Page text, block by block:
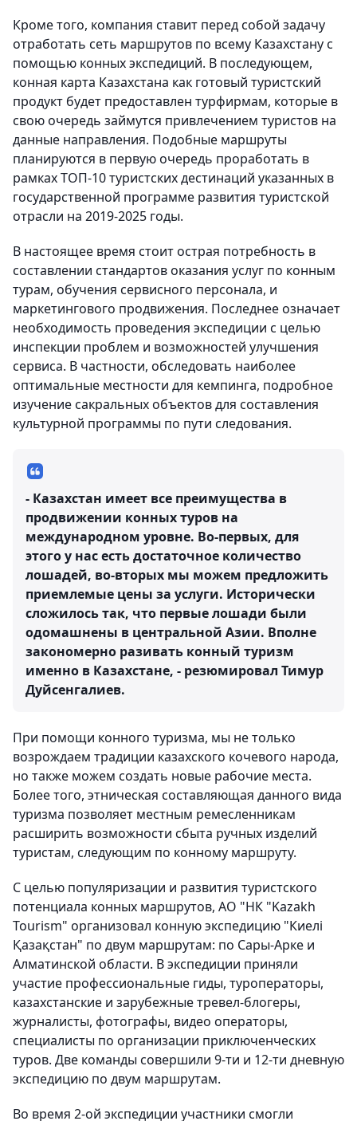
Кроме того, компания ставит перед собой задачу
отработать сеть маршрутов по всему Казахстану с
помощью конных экспедиций. В последующем,
конная карта Казахстана как готовый туристский
продукт будет предоставлен турфирмам, которые в
свою очередь займутся привлечением туристов на
данные направления. Подобные маршруты
планируются в первую очередь проработать в
рамках ТОП-10 туристских дестинаций указанных в
государственной программе развития туристской
отрасли на 2019-2025 годы.
В настоящее время стоит острая потребность в
составлении стандартов оказания услуг по конным
турам, обучения сервисного персонала, и
маркетингового продвижения. Последнее означает
необходимость проведения экспедиции с целью
инспекции проблем и возможностей улучшения
сервиса. В частности, обследовать наиболее
оптимальные местности для кемпинга, подробное
изучение сакральных объектов для составления
культурной программы по пути следования.
- Казахстан имеет все преимущества в
продвижении конных туров на
международном уровне. Во-первых, для
этого у нас есть достаточное количество
лошадей, во-вторых мы можем предложить
приемлемые цены за услуги. Исторически
сложилось так, что первые лошади были
одомашнены в центральной Азии. Вполне
закономерно разивать конный туризм
именно в Казахстане, - резюмировал Тимур
Дуйсенгалиев.
При помощи конного туризма, мы не только
возрождаем традиции казахского кочевого народа,
но также можем создать новые рабочие места.
Более того, этническая составляющая данного вида
туризма позволяет местным ремесленникам
расширить возможности сбыта ручных изделий
туристам, следующим по конному маршруту.
С целью популяризации и развития туристского
потенциала конных маршрутов, АО "НК "Kazakh
Tourism" организовал конную экспедицию "Киелі
Қазақстан" по двум маршрутам: по Сары-Арке и
Алматинской области. В экспедиции приняли
участие профессиональные гиды, туроператоры,
казахстанские и зарубежные тревел-блогеры,
журналисты, фотографы, видео операторы,
специалисты по организации приключенческих
туров. Две команды совершили 9-ти и 12-ти дневную
экспедицию по двум маршрутам.
Во время 2-ой экспедиции участники смогли